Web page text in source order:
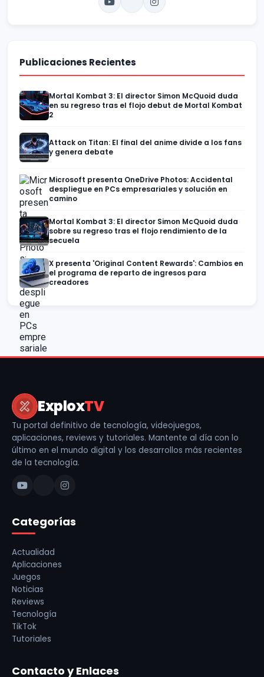
Publicaciones Recientes
Mortal Kombat 3: El director Simon McQuoid duda
en su regreso tras el flojo debut de Mortal Kombat
2
Attack on Titan: El final del anime divide a los fans
y genera debate
Microsoft presenta OneDrive Photos: Accidental
despliegue en PCs empresariales y solución en
camino
Mortal Kombat 3: El director Simon McQuoid duda
sobre su regreso tras el flojo rendimiento de la
secuela
X presenta 'Original Content Rewards': Cambios en
el programa de reparto de ingresos para
creadores
ExploxTV
Tu portal definitivo de tecnología, videojuegos,
aplicaciones, reviews y tutoriales. Mantente al día con lo
último en el mundo digital y los desarrollos más recientes
de la tecnología.
Categorías
Actualidad
Aplicaciones
Juegos
Noticias
Reviews
Tecnología
TikTok
Tutoriales
Contacto y Enlaces